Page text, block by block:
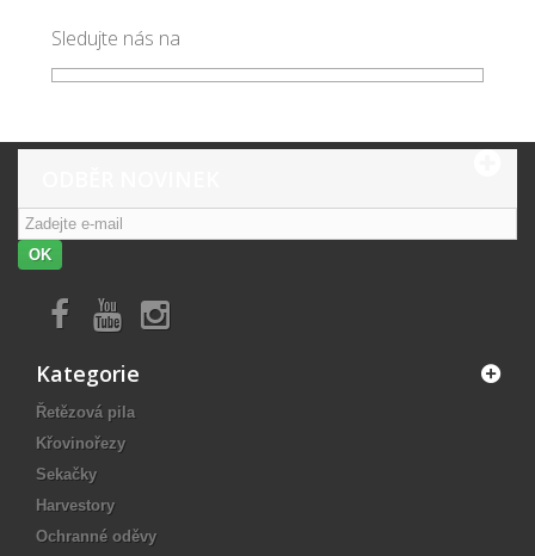
Sledujte nás na
OK
Kategorie
Řetězová pila
Křovinořezy
Sekačky
Harvestory
Ochranné oděvy